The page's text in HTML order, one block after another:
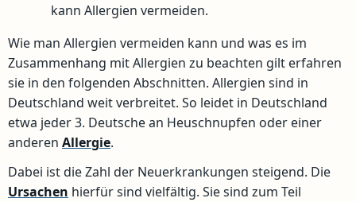
kann Allergien vermeiden.
Wie man Allergien vermeiden kann und was es im
Zusammenhang mit Allergien zu beachten gilt erfahren
sie in den folgenden Abschnitten. Allergien sind in
Deutschland weit verbreitet. So leidet in Deutschland
etwa jeder 3. Deutsche an Heuschnupfen oder einer
anderen Allergie.
Dabei ist die Zahl der Neuerkrankungen steigend. Die
Ursachen hierfür sind vielfältig. Sie sind zum Teil